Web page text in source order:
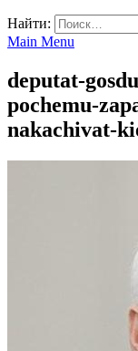
Найти:
Main Menu
deputat-
pochemu-
nakachivat-